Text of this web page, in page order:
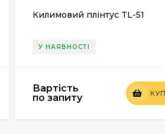
Килимовий плінтус TL-51
У НАЯВНОСТІ
Вартість
по запиту